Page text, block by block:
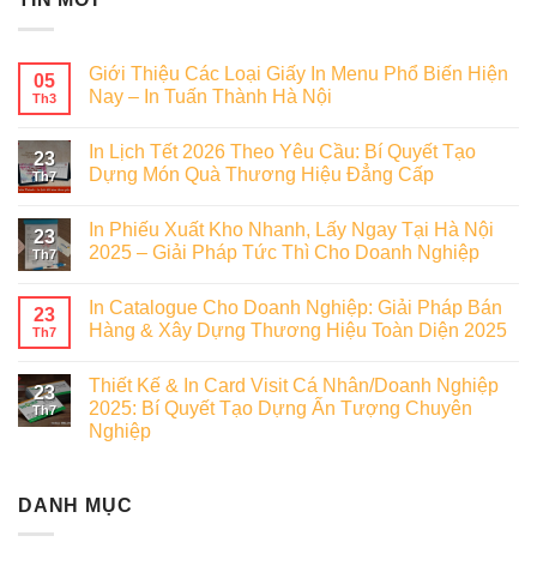
05
Th3
Giới Thiệu Các Loại Giấy In Menu Phổ Biến Hiện
Nay – In Tuấn Thành Hà Nội
23
Th7
In Lịch Tết 2026 Theo Yêu Cầu: Bí Quyết Tạo
Dựng Món Quà Thương Hiệu Đẳng Cấp
23
Th7
In Phiếu Xuất Kho Nhanh, Lấy Ngay Tại Hà Nội
2025 – Giải Pháp Tức Thì Cho Doanh Nghiệp
23
Th7
In Catalogue Cho Doanh Nghiệp: Giải Pháp Bán
Hàng & Xây Dựng Thương Hiệu Toàn Diện 2025
23
Th7
Thiết Kế & In Card Visit Cá Nhân/Doanh Nghiệp
2025: Bí Quyết Tạo Dựng Ấn Tượng Chuyên
Nghiệp
DANH MỤC